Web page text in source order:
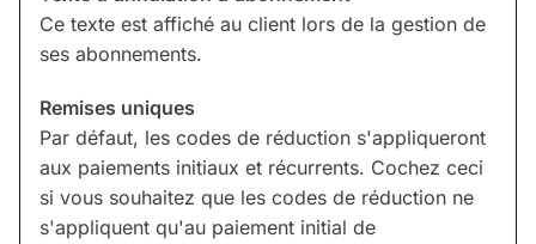
Ce texte est affiché au client lors de la gestion de
ses abonnements.
Remises uniques
Par défaut, les codes de réduction s'appliqueront
aux paiements initiaux et récurrents. Cochez ceci
si vous souhaitez que les codes de réduction ne
s'appliquent qu'au paiement initial de